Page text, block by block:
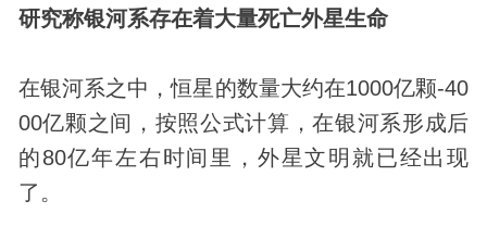
研究称银河系存在着大量死亡外星生命
在银河系之中，恒星的数量大约在1000亿颗-40
00亿颗之间，按照公式计算，在银河系形成后
的80亿年左右时间里，外星文明就已经出现
了。